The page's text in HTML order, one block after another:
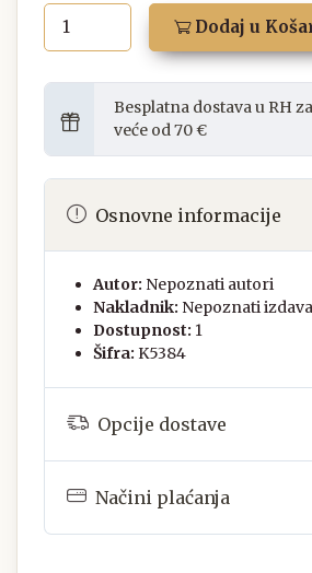
Dodaj u
Besplatna dostava u RH
veće od 70 €
Osnovne informacije
Autor: Nepoznati autori
Nakladnik: Nepoznati
Dostupnost: 1
Šifra: K5384
Opcije dostave
Načini plaćanja